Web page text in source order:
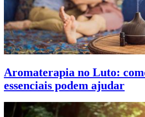
Aromaterapia no Luto:
essenciais podem ajudar